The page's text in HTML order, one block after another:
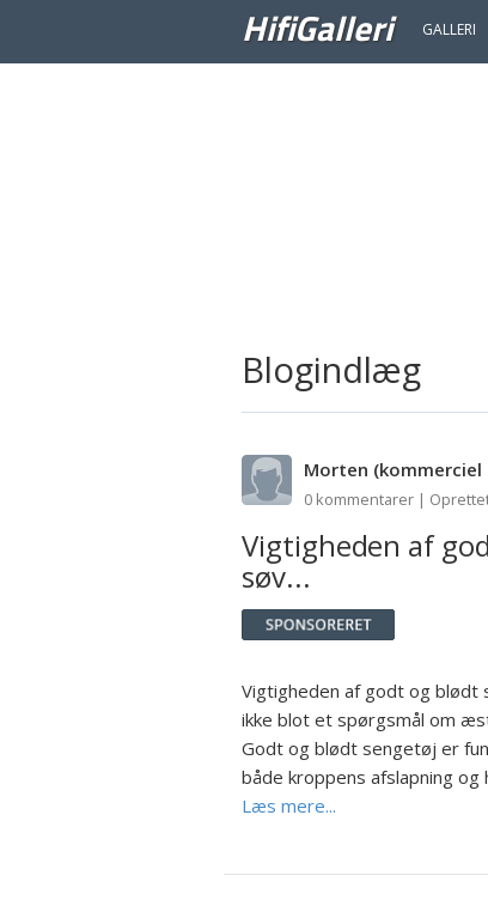
HifiGalleri GALLERI
Blogindlæg
Morten
0 kommentarer |
Vigtigheden af
søv...
Vigtigheden af godt og
ikke blot et spørgsmål om
Godt og blødt sengetøj er
både kroppens afslapning og
Læs mere...